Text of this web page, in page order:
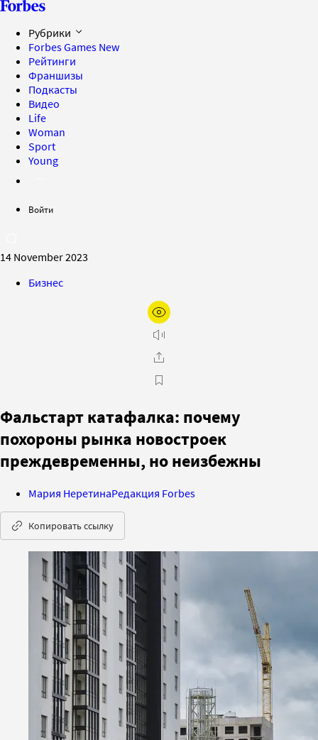
Рубрики
Forbes Games New
Рейтинги
Франшизы
Подкасты
Видео
Life
Woman
Sport
Young
Войти
14 November 2023
Бизнес
Фальстарт катафалка: почему
похороны рынка новостроек
преждевременны, но неизбежны
Мария НеретинаРедакция Forbes
Копировать ссылку